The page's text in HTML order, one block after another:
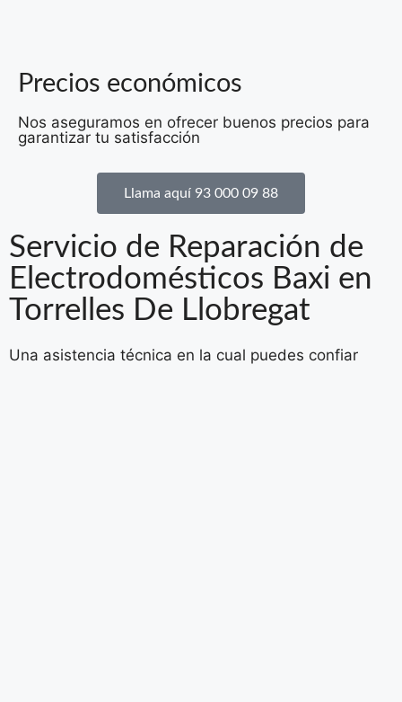
Precios económicos
Nos aseguramos en ofrecer buenos precios para
garantizar tu satisfacción
Llama aquí 93 000 09 88
Servicio de Reparación de
Electrodomésticos Baxi en
Torrelles De Llobregat
Una asistencia técnica en la cual puedes confiar